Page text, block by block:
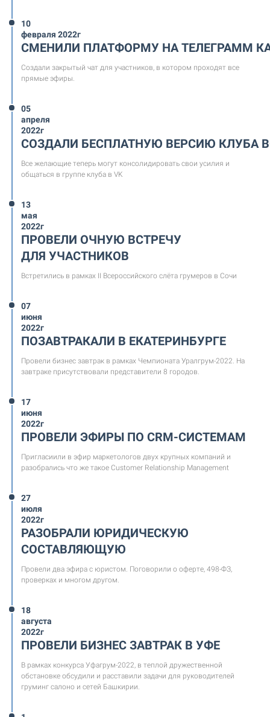
10
февраля 2022г
СМЕНИЛИ ПЛАТФОРМУ НА ТЕЛЕГРАММ
Создали закрытый чат для участников, в котором проходят все
прямые эфиры.
05
апреля
2022г
СОЗДАЛИ БЕСПЛАТНУЮ ВЕРСИЮ КЛУБА
Все желающие теперь могут консолидировать свои усилия и
общаться в группе клуба в VK
13
мая
2022г
ПРОВЕЛИ ОЧНУЮ ВСТРЕЧУ
ДЛЯ УЧАСТНИКОВ
Встретились в рамках II Всероссийского слёта грумеров в Сочи
07
июня
2022г
ПОЗАВТРАКАЛИ В ЕКАТЕРИНБУРГЕ
Провели бизнес завтрак в рамках Чемпионата Уралгрум-2022. На
завтраке присутствовали представители 8 городов.
17
июня
2022г
ПРОВЕЛИ ЭФИРЫ ПО CRM-СИСТЕМАМ
Пригласиили в эфир маркетологов двух крупных компаний и
разобрались что же такое Customer Relationship Management
27
июля
2022г
РАЗОБРАЛИ ЮРИДИЧЕСКУЮ
СОСТАВЛЯЮЩУЮ
Провели два эфира с юристом. Поговорили о оферте, 498-ФЗ,
проверках и многом другом.
18
августа
2022г
ПРОВЕЛИ БИЗНЕС ЗАВТРАК В УФЕ
В рамках конкурса Уфагрум-2022, в теплой дружественной
обстановке обсудили и расставили задачи для руководителей
груминг салоно и сетей Башкирии.